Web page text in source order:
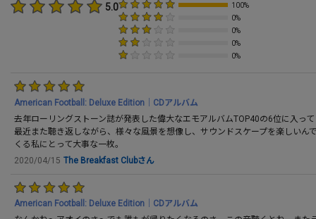
5.0
100%
0%
0%
0%
0%
American Football: Deluxe Edition｜CDアルバム
去年ローリングストーン誌が発表した偉大なエモアルバムTOP40の6位に入っ
最近また聴き返しながら、様々な風景を想像し、サウンドスケープを楽しい
くる私にとって大事な一枚。
2020/04/15 The Breakfast Clubさん
American Football: Deluxe Edition｜CDアルバム